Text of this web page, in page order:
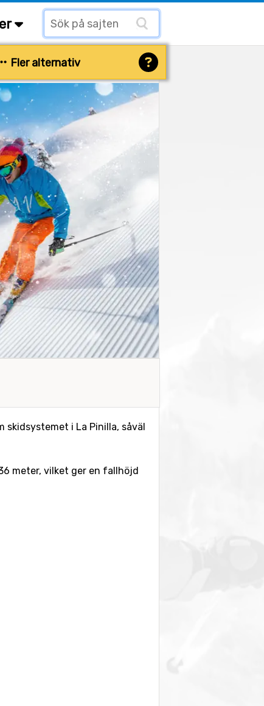
Fler alternativ
skidsystemet i La Pinilla, såväl
meter, vilket ger en fallhöjd